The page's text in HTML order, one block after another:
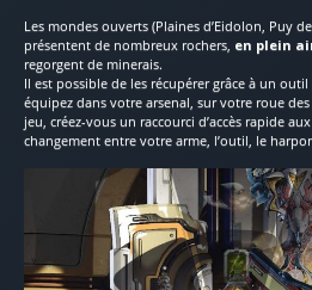
Les mondes ouverts (Plaines d’Eidolon, Puy
présentent de nombreux rochers, en plein
regorgent de minerais.
Il est possible de les récupérer grâce à un
équipez dans votre arsenal, sur votre roue
jeu, créez-vous un raccourci d’accès rapide
changement entre votre arme, l’outil, le